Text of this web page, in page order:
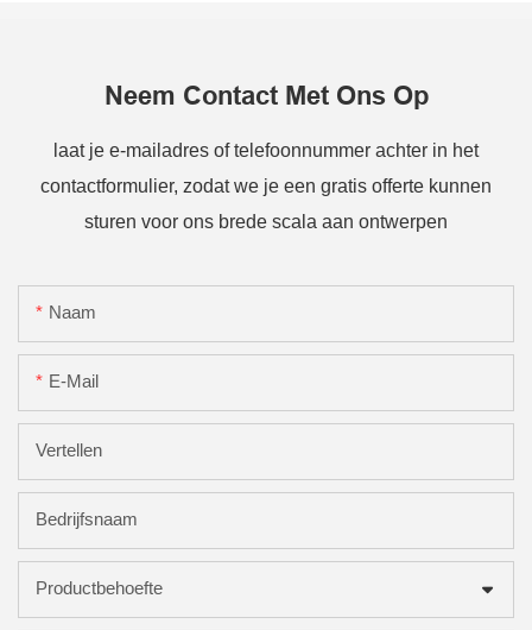
Neem Contact Met Ons Op
laat je e-mailadres of telefoonnummer achter in het
contactformulier, zodat we je een gratis offerte kunnen
sturen voor ons brede scala aan ontwerpen
Naam
E-Mail
Vertellen
Bedrijfsnaam
Productbehoefte